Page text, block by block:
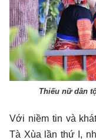
Thiếu nữ dân
Với niềm tin và
Tà Xùa lần thứ I,